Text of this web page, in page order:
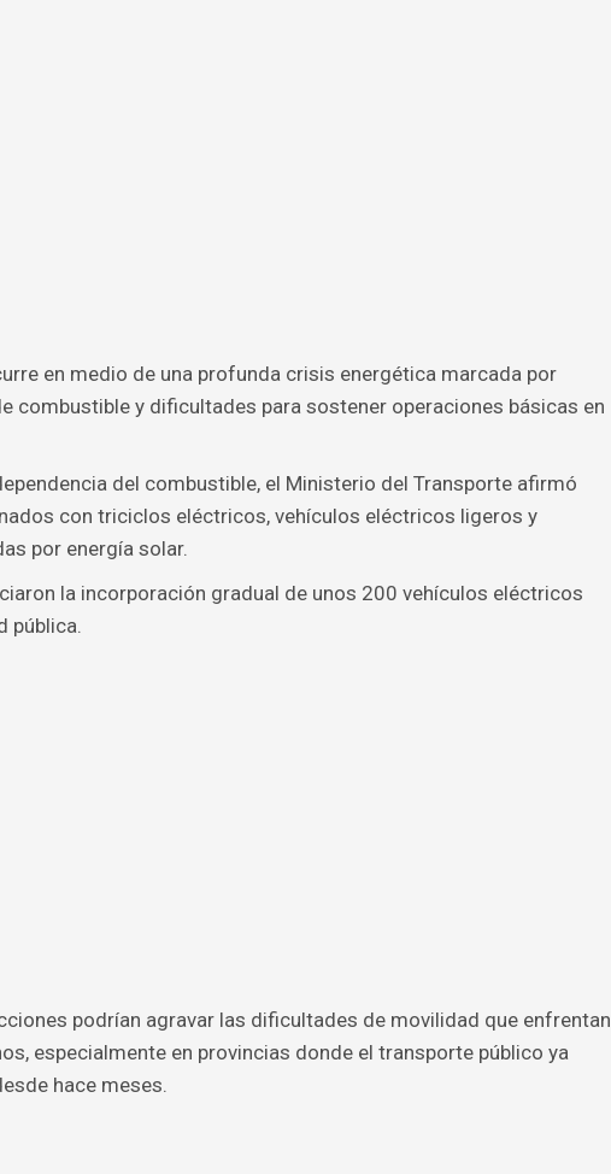
en medio de una profunda crisis energética marcada por
combustible y dificultades para sostener operaciones básicas en
del combustible, el Ministerio del Transporte afirmó
con triciclos eléctricos, vehículos eléctricos ligeros y
por energía solar.
la incorporación gradual de unos 200 vehículos eléctricos
pública.
podrían agravar las dificultades de movilidad que enfrentan
especialmente en provincias donde el transporte público ya
hace meses.